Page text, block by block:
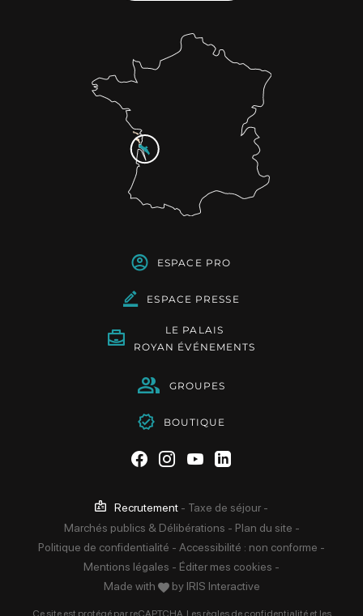
ESPACE PRO
ESPACE PRESSE
LE PALAIS
ROYAN ÉVÉNEMENTS
GROUPES
BOUTIQUE
Suivez-nous sur Facebook
Suivez-nous sur
Suivez-nous sur
Suivez-nous sur
Recrutement - Taxe de séjour -
Marchés publics & Délibérations - Plan du site -
Politique de confidentialité - Accessibilité : non conforme -
Mentions légales - Éditer mes cookies -
Made with
by IRIS Interactive
Ce site est protégé par reCAPTCHA. Les règles de confidentialitéet les